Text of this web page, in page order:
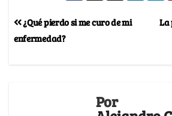
La
¿Qué pierdo si me curo de mi
enfermedad?
Por